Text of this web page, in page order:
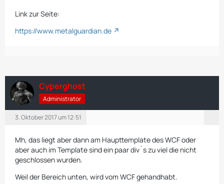
Link zur Seite:
https://www.metalguardian.de
Cyperghost
Administrator
3. Oktober 2017 um 12:51
Mh, das liegt aber dann am Haupttemplate des WCF oder
aber auch im Template sind ein paar div´s zu viel die nicht
geschlossen wurden.
Weil der Bereich unten, wird vom WCF gehandhabt.